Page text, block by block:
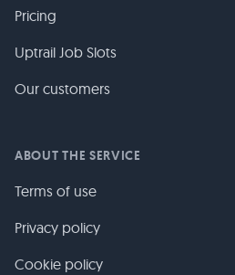
Pricing
Uptrail Job Slots
Our customers
ABOUT THE SERVICE
Terms of use
Privacy policy
Cookie policy